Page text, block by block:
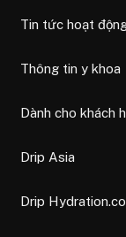
Tin tức hoạt
Thông tin y khoa
Dành cho khách
Drip Asia
Drip